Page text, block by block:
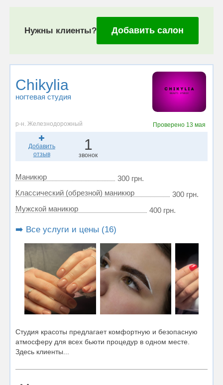
Нужны клиенты? Добавить салон
Chikylia
ногтевая студия
р-н. Железнодорожный Проверено 13 мая
Добавить
отзыв
1
звонок
Маникюр
300 грн.
Классический (обрезной) маникюр
300 грн.
Мужской маникюр
400 грн.
➡️ Все услуги и цены (16)
Студия красоты предлагает комфортную и безопасную
атмосферу для всех бьюти процедур в одном месте.
Здесь клиенты...